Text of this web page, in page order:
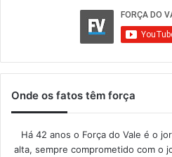
Onde os fatos têm força
Há 42 anos o Força do Vale é o
alta, sempre comprometido com o